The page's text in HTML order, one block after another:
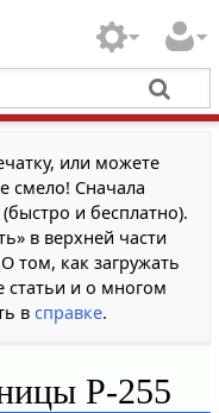
или можете
смело! Сначала
(быстро и бесплатно).
в верхней части
том, как загружать
статьи и о многом
в справке.
Р-255